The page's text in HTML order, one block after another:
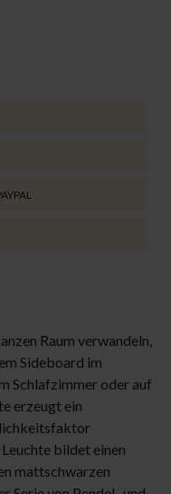
Raum verwandeln,
Sideboard im
Schlafzimmer oder auf
erzeugt ein
bildet einen
mattschwarzen